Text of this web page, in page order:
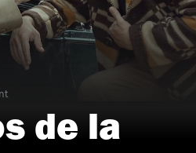
de la